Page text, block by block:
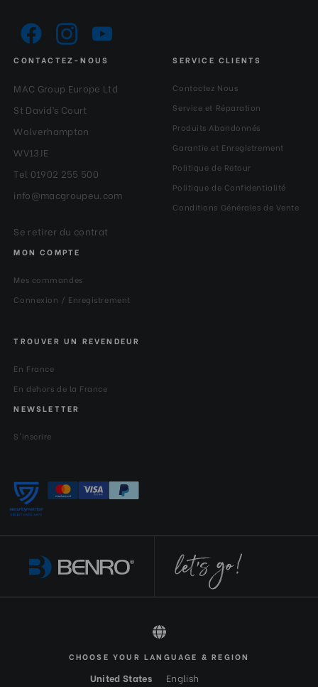
CONTACTEZ-NOUS
MAC Group Europe Ltd
St David’s Court
Wolverhampton
WV13JE
Tel 01902 255 500
info@macgroupeu.com
Se retirer du contrat
SERVICE CLIENTS
Contactez Nous
Service et Réparation
Produits Abandonnés
Garantie et Enregistrement
Politique de Retour
Politique de Confidentialité
Conditions Générales de Vente
MON COMPTE
Mes commandes
Connexion / Enregistrement
TROUVER UN REVENDEUR
En France
En dehors de la France
NEWSLETTER
S'inscrire
All rights reserved 2026 © Benro FR-EUR
CHOOSE YOUR LANGUAGE & REGION
United States English